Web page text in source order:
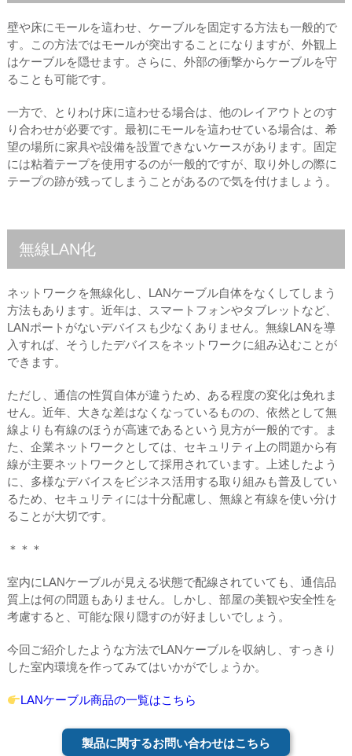
壁や床にモールを這わせ、ケーブルを固定する方法も一般的で
す。この方法ではモールが突出することになりますが、外観上
はケーブルを隠せます。さらに、外部の衝撃からケーブルを守
ることも可能です。
一方で、とりわけ床に這わせる場合は、他のレイアウトとのす
り合わせが必要です。最初にモールを這わせている場合は、希
望の場所に家具や設備を設置できないケースがあります。固定
には粘着テープを使用するのが一般的ですが、取り外しの際に
テープの跡が残ってしまうことがあるので気を付けましょう。
無線LAN化
ネットワークを無線化し、LANケーブル自体をなくしてしまう
方法もあります。近年は、スマートフォンやタブレットなど、
LANポートがないデバイスも少なくありません。無線LANを導
入すれば、そうしたデバイスをネットワークに組み込むことが
できます。
ただし、通信の性質自体が違うため、ある程度の変化は免れま
せん。近年、大きな差はなくなっているものの、依然として無
線よりも有線のほうが高速であるという見方が一般的です。ま
た、企業ネットワークとしては、セキュリティ上の問題から有
線が主要ネットワークとして採用されています。上述したよう
に、多様なデバイスをビジネス活用する取り組みも普及してい
るため、セキュリティには十分配慮し、無線と有線を使い分け
ることが大切です。
＊＊＊
室内にLANケーブルが見える状態で配線されていても、通信品
質上は何の問題もありません。しかし、部屋の美観や安全性を
考慮すると、可能な限り隠すのが好ましいでしょう。
今回ご紹介したような方法でLANケーブルを収納し、すっきり
した室内環境を作ってみてはいかがでしょうか。
LANケーブル商品の一覧はこちら
製品に関するお問い合わせはこちら